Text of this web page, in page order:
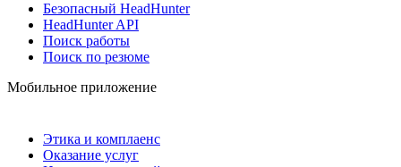
Безопасный HeadHunter
HeadHunter API
Поиск работы
Поиск по резюме
Мобильное приложение
Этика и комплаенс
Оказание услуг